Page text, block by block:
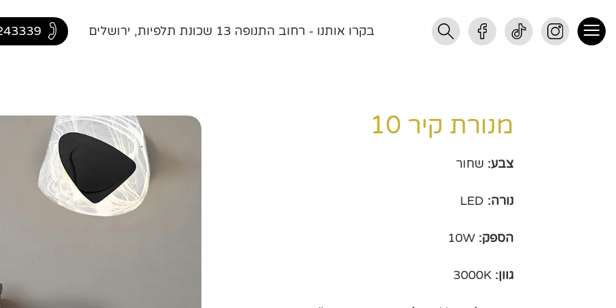
בקרו אותנו - רחוב התנופה 13 שכונת תלפיות, ירושלים
מנורת קיר 10
צבע: שחור
נורה:
הספק: 10W
גוון: 3000K